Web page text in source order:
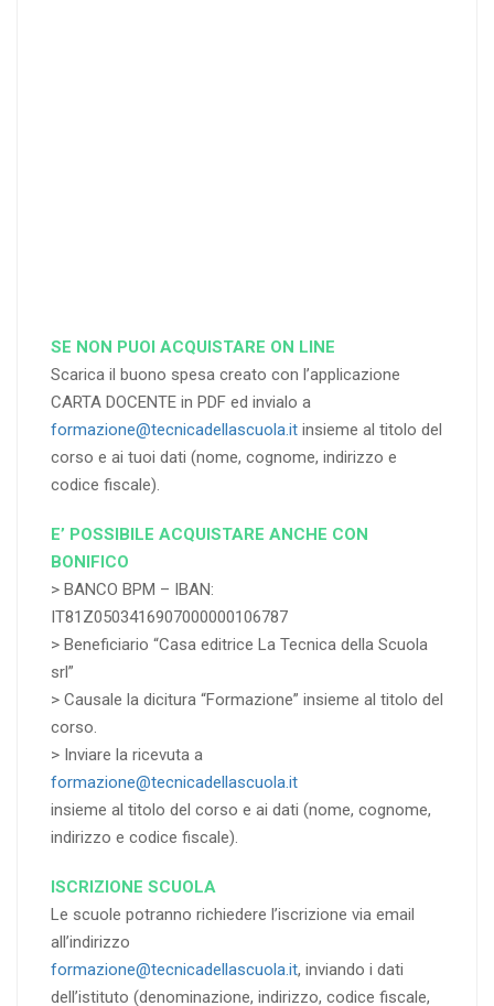
SE NON PUOI ACQUISTARE ON LINE
Scarica il buono spesa creato con l’applicazione
CARTA DOCENTE in PDF ed invialo a
formazione@tecnicadellascuola.it insieme al titolo del
corso e ai tuoi dati (nome, cognome, indirizzo e
codice fiscale).
E’ POSSIBILE ACQUISTARE ANCHE CON
BONIFICO
> BANCO BPM – IBAN:
IT81Z0503416907000000106787
> Beneficiario “Casa editrice La Tecnica della Scuola
srl”
> Causale la dicitura “Formazione” insieme al titolo del
corso.
> Inviare la ricevuta a
formazione@tecnicadellascuola.it
insieme al titolo del corso e ai dati (nome, cognome,
indirizzo e codice fiscale).
ISCRIZIONE SCUOLA
Le scuole potranno richiedere l’iscrizione via email
all’indirizzo
formazione@tecnicadellascuola.it, inviando i dati
dell’istituto (denominazione, indirizzo, codice fiscale,